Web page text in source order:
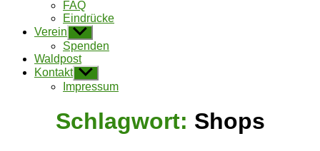
FAQ
Eindrücke
Verein Untermenü
anzeigen
Spenden
Waldpost
Kontakt Untermenü
anzeigen
Impressum
Schlagwort: Shops